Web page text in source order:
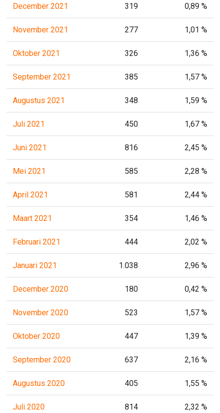
December 2021 319 0,89 %
November 2021 277 1,01 %
Oktober 2021 326 1,36 %
September 2021 385 1,57 %
Augustus 2021 348 1,59 %
Juli 2021 450 1,67 %
Juni 2021 816 2,45 %
Mei 2021 585 2,28 %
April 2021 581 2,44 %
Maart 2021 354 1,46 %
Februari 2021 444 2,02 %
Januari 2021 1.038 2,96 %
December 2020 180 0,42 %
November 2020 523 1,57 %
Oktober 2020 447 1,39 %
September 2020 637 2,16 %
Augustus 2020 405 1,55 %
Juli 2020 814 2,32 %